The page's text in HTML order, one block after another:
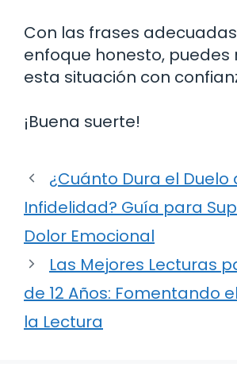
Con las frases
enfoque honesto, puedes
esta situación con
¡Buena suerte!
¿Cuánto Dura el Duelo
Infidelidad? Guía para
Dolor Emocional
Las Mejores Lecturas
de 12 Años: Fomentando
la Lectura